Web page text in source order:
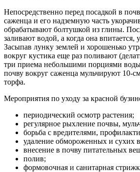
Непосредственно перед посадкой в
саженца и его надземную часть
обрабатывают болтушкой из глины.
заливают водой, а когда она впитается,
Засыпав лунку землей и хорошенько
вокруг кустика еще раз поливают
три приема небольшими порциями
почву вокруг саженца мульчируют 10-
торфа.
Мероприятия по уходу за красной
периодический осмотр растения;
регулярное рыхление почвы,
борьба с вредителями,
удаление обмороженных и сухих
внесение в почву питательных
полив;
формовочная и санитарная